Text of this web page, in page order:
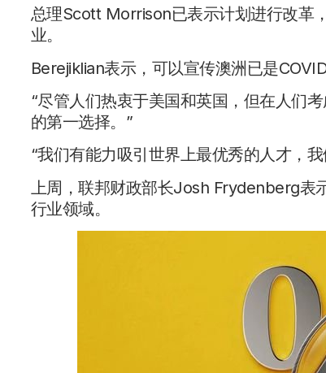
总理Scott Morrison已表示计划进行改革
业。
Berejiklian表示，可以宣传澳洲已是
“尽管人们热衷于美国和英国，但在人们
的第一选择。”
“我们有能力吸引世界上最优秀的人才，
上周，联邦财政部长Josh Frydenberg
行业领域。